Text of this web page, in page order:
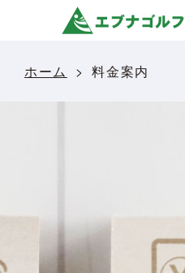
ホーム 料金案内